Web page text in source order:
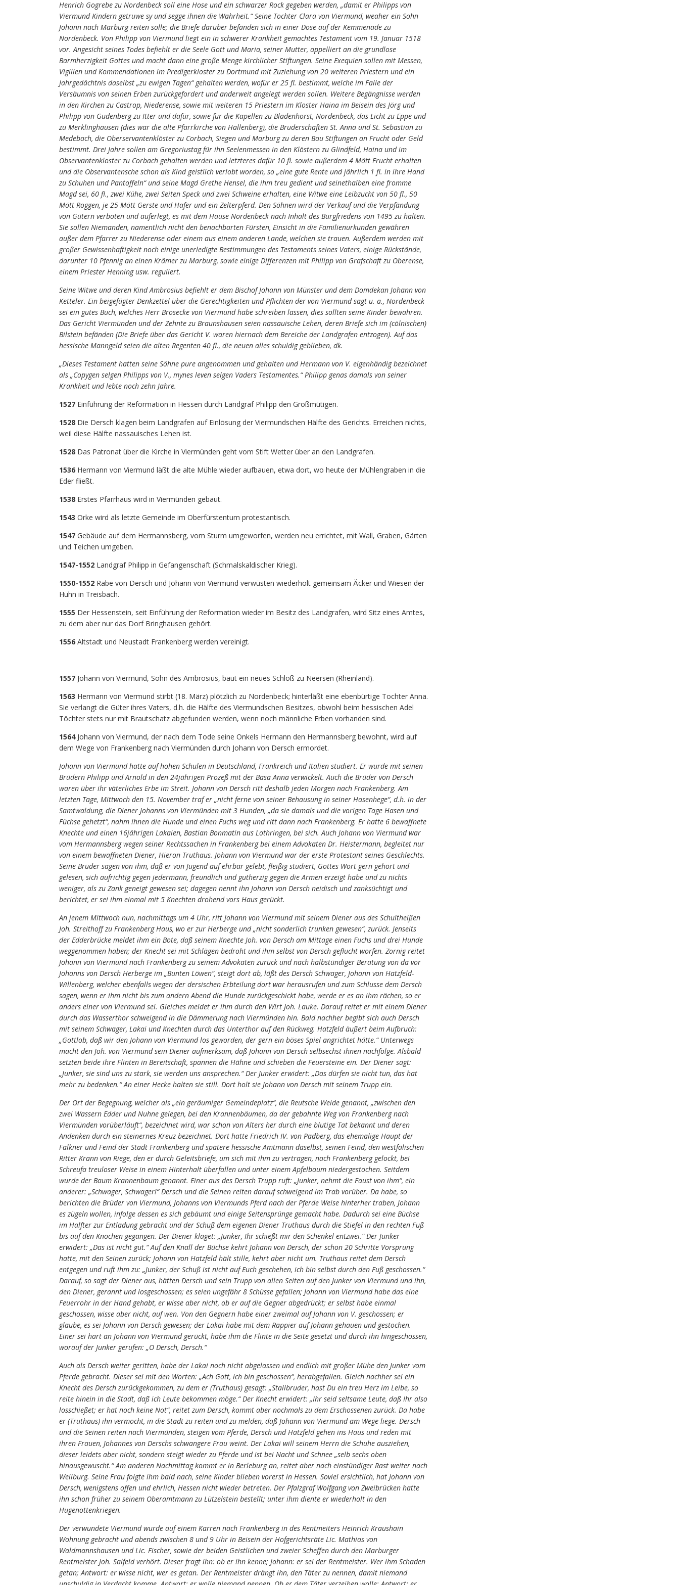
Henrich Gogrebe zu Nordenbeck soll eine Hose und ein schwarzer Rock gegeben werden, „damit er Philipps von
Viermund Kindern getruwe sy und segge ihnen die Wahrheit.“ Seine Tochter Clara von Viermund, weaher ein Sohn
Johann nach Marburg reiten solle; die Briefe darüber befänden sich in einer Dose auf der Kemmenade zu
Nordenbeck. Von Philipp von Viermund liegt ein in schwerer Krankheit gemachtes Testament vom 19. Januar 1518
vor. Angesicht seines Todes befiehlt er die Seele Gott und Maria, seiner Mutter, appelliert an die grundlose
Barmherzigkeit Gottes und macht dann eine große Menge kirchlicher Stiftungen. Seine Exequien sollen mit Messen,
Vigilien und Kommendationen im Predigerkloster zu Dortmund mit Zuziehung von 20 weiteren Priestern und ein
Jahrgedächtnis daselbst „zu ewigen Tagen“ gehalten werden, wofür er 25 fl. bestimmt, welche im Falle der
Versäumnis von seinen Erben zurückgefordert und anderweit angelegt werden sollen. Weitere Begängnisse werden
in den Kirchen zu Castrop, Niederense, sowie mit weiteren 15 Priestern im Kloster Haina im Beisein des Jörg und
Philipp von Gudenberg zu Itter und dafür, sowie für die Kapellen zu Bladenhorst, Nordenbeck, das Licht zu Eppe und
zu Merklinghausen (dies war die alte Pfarrkirche von Hallenberg), die Bruderschaften St. Anna und St. Sebastian zu
Medebach, die Oberservantenklöster zu Corbach, Siegen und Marburg zu deren Bau Stiftungen an Frucht oder Geld
bestimmt. Drei Jahre sollen am Gregoriustag für ihn Seelenmessen in den Klöstern zu Glindfeld, Haina und im
Observantenkloster zu Corbach gehalten werden und letzteres dafür 10 fl. sowie außerdem 4 Mött Frucht erhalten
und die Observantensche schon als Kind geistlich verlobt worden, so „eine gute Rente und jährlich 1 fl. in ihre Hand
zu Schuhen und Pantoffeln“ und seine Magd Grethe Hensel, die ihm treu gedient und seinethalben eine fromme
Magd sei, 60 fl., zwei Kühe, zwei Seiten Speck und zwei Schweine erhalten, eine Witwe eine Leibzucht von 50 fl., 50
Mött Roggen, je 25 Mött Gerste und Hafer und ein Zelterpferd. Den Söhnen wird der Verkauf und die Verpfändung
von Gütern verboten und auferlegt, es mit dem Hause Nordenbeck nach Inhalt des Burgfriedens von 1495 zu halten.
Sie sollen Niemanden, namentlich nicht den benachbarten Fürsten, Einsicht in die Familienurkunden gewähren
außer dem Pfarrer zu Niederense oder einem aus einem anderen Lande, welchen sie trauen. Außerdem werden mit
großer Gewissenhaftigkeit noch einige unerledigte Bestimmungen des Testaments seines Vaters, einige Rückstände,
darunter 10 Pfennig an einen Krämer zu Marburg, sowie einige Differenzen mit Philipp von Grafschaft zu Oberense,
einem Priester Henning usw. reguliert.
Seine Witwe und deren Kind Ambrosius befiehlt er dem Bischof Johann von Münster und dem Domdekan Johann von
Ketteler. Ein beigefügter Denkzettel über die Gerechtigkeiten und Pflichten der von Viermund sagt u. a., Nordenbeck
sei ein gutes Buch, welches Herr Brosecke von Viermund habe schreiben lassen, dies sollten seine Kinder bewahren.
Das Gericht Viermünden und der Zehnte zu Braunshausen seien nassauische Lehen, deren Briefe sich im (cölnischen)
Bilstein befänden (Die Briefe über das Gericht V. waren hiernach dem Bereiche der Landgrafen entzogen). Auf das
hessische Manngeld seien die alten Regenten 40 fl., die neuen alles schuldig geblieben, dk.
„Dieses Testament hatten seine Söhne pure angenommen und gehalten und Hermann von V. eigenhändig bezeichnet
als „Copygen selgen Philipps von V., mynes leven selgen Vaders Testamentes.“ Philipp genas damals von seiner
Krankheit und lebte noch zehn Jahre.
1527 Einführung der Reformation in Hessen durch Landgraf Philipp den Großmütigen.
1528 Die Dersch klagen beim Landgrafen auf Einlösung der Viermundschen Hälfte des Gerichts. Erreichen nichts,
weil diese Hälfte nassauisches Lehen ist.
1528 Das Patronat über die Kirche in Viermünden geht vom Stift Wetter über an den Landgrafen.
1536 Hermann von Viermund läßt die alte Mühle wieder aufbauen, etwa dort, wo heute der Mühlengraben in die
Eder fließt.
1538 Erstes Pfarrhaus wird in Viermünden gebaut.
1543 Orke wird als letzte Gemeinde im Oberfürstentum protestantisch.
1547 Gebäude auf dem Hermannsberg, vom Sturm umgeworfen, werden neu errichtet, mit Wall, Graben, Gärten
und Teichen umgeben.
1547-1552 Landgraf Philipp in Gefangenschaft (Schmalskaldischer Krieg).
1550-1552 Rabe von Dersch und Johann von Viermund verwüsten wiederholt gemeinsam Äcker und Wiesen der
Huhn in Treisbach.
1555 Der Hessenstein, seit Einführung der Reformation wieder im Besitz des Landgrafen, wird Sitz eines Amtes,
zu dem aber nur das Dorf Bringhausen gehört.
1556 Altstadt und Neustadt Frankenberg werden vereinigt.
1557 Johann von Viermund, Sohn des Ambrosius, baut ein neues Schloß zu Neersen (Rheinland).
1563 Hermann von Viermund stirbt (18. März) plötzlich zu Nordenbeck; hinterläßt eine ebenbürtige Tochter Anna.
Sie verlangt die Güter ihres Vaters, d.h. die Hälfte des Viermundschen Besitzes, obwohl beim hessischen Adel
Töchter stets nur mit Brautschatz abgefunden werden, wenn noch männliche Erben vorhanden sind.
1564 Johann von Viermund, der nach dem Tode seine Onkels Hermann den Hermannsberg bewohnt, wird auf
dem Wege von Frankenberg nach Viermünden durch Johann von Dersch ermordet.
Johann von Viermund hatte auf hohen Schulen in Deutschland, Frankreich und Italien studiert. Er wurde mit seinen
Brüdern Philipp und Arnold in den 24jährigen Prozeß mit der Basa Anna verwickelt. Auch die Brüder von Dersch
waren über ihr väterliches Erbe im Streit. Johann von Dersch ritt deshalb jeden Morgen nach Frankenberg. Am
letzten Tage, Mittwoch den 15. November traf er „nicht ferne von seiner Behausung in seiner Hasenhege“, d.h. in der
Samtwaldung, die Diener Johanns von Viermünden mit 3 Hunden, „da sie damals und die vorigen Tage Hasen und
Füchse gehetzt“, nahm ihnen die Hunde und einen Fuchs weg und ritt dann nach Frankenberg. Er hatte 6 bewaffnete
Knechte und einen 16jährigen Lakaien, Bastian Bonmatin aus Lothringen, bei sich. Auch Johann von Viermund war
vom Hermannsberg wegen seiner Rechtssachen in Frankenberg bei einem Advokaten Dr. Heistermann, begleitet nur
von einem bewaffneten Diener, Hieron Truthaus. Johann von Viermund war der erste Protestant seines Geschlechts.
Seine Brüder sagen von ihm, daß er von Jugend auf ehrbar gelebt, fleißig studiert, Gottes Wort gern gehört und
gelesen, sich aufrichtig gegen jedermann, freundlich und gutherzig gegen die Armen erzeigt habe und zu nichts
weniger, als zu Zank geneigt gewesen sei; dagegen nennt ihn Johann von Dersch neidisch und zanksüchtigt und
berichtet, er sei ihm einmal mit 5 Knechten drohend vors Haus gerückt.
An jenem Mittwoch nun, nachmittags um 4 Uhr, ritt Johann von Viermund mit seinem Diener aus des Schultheißen
Joh. Streithoff zu Frankenberg Haus, wo er zur Herberge und „nicht sonderlich trunken gewesen“, zurück. Jenseits
der Edderbrücke meldet ihm ein Bote, daß seinem Knechte Joh. von Dersch am Mittage einen Fuchs und drei Hunde
weggenommen haben; der Knecht sei mit Schlägen bedroht und ihm selbst von Dersch geflucht worfen. Zornig reitet
Johann von Viermund nach Frankenberg zu seinem Advokaten zurück und nach halbstündiger Beratung von da vor
Johanns von Dersch Herberge im „Bunten Löwen“, steigt dort ab, läßt des Dersch Schwager, Johann von Hatzfeld-
Willenberg, welcher ebenfalls wegen der dersischen Erbteilung dort war herausrufen und zum Schlusse dem Dersch
sagen, wenn er ihm nicht bis zum andern Abend die Hunde zurückgeschickt habe, werde er es an ihm rächen, so er
anders einer von Viermund sei. Gleiches meldet er ihm durch den Wirt Joh. Lauke. Darauf reitet er mit einem Diener
durch das Wasserthor schweigend in die Dämmerung nach Viermünden hin. Bald nachher begibt sich auch Dersch
mit seinem Schwager, Lakai und Knechten durch das Unterthor auf den Rückweg. Hatzfeld äußert beim Aufbruch:
„Gottlob, daß wir den Johann von Viermund los geworden, der gern ein böses Spiel angrichtet hätte.“ Unterwegs
macht den Joh. von Viermund sein Diener aufmerksam, daß Johann von Dersch selbsechst ihnen nachfolge. Alsbald
setzten beide ihre Flinten in Bereitschaft, spannen die Hähne und schieben die Feuersteine ein. Der Diener sagt:
„Junker, sie sind uns zu stark, sie werden uns ansprechen.“ Der Junker erwidert: „Das dürfen sie nicht tun, das hat
mehr zu bedenken.“ An einer Hecke halten sie still. Dort holt sie Johann von Dersch mit seinem Trupp ein.
Der Ort der Begegnung, welcher als „ein geräumiger Gemeindeplatz“, die Reutsche Weide genannt, „zwischen den
zwei Wassern Edder und Nuhne gelegen, bei den Krannenbäumen, da der gebahnte Weg von Frankenberg nach
Viermünden vorüberläuft“, bezeichnet wird, war schon von Alters her durch eine blutige Tat bekannt und deren
Andenken durch ein steinernes Kreuz bezeichnet. Dort hatte Friedrich IV. von Padberg, das ehemalige Haupt der
Falkner und Feind der Stadt Frankenberg und spätere hessische Amtmann daselbst, seinen Feind, den westfälischen
Ritter Krann von Riege, den er durch Geleitsbriefe, um sich mit ihm zu vertragen, nach Frankenberg gelockt, bei
Schreufa treuloser Weise in einem Hinterhalt überfallen und unter einem Apfelbaum niedergestochen. Seitdem
wurde der Baum Krannenbaum genannt. Einer aus des Dersch Trupp ruft: „Junker, nehmt die Faust von ihm“, ein
anderer: „Schwager, Schwager!“ Dersch und die Seinen reiten darauf schweigend im Trab vorüber. Da habe, so
berichten die Brüder von Viermund, Johanns von Viermunds Pferd nach der Pferde Weise hinterher traben, Johann
es zügeln wollen, infolge dessen es sich gebäumt und einige Seitensprünge gemacht habe. Dadurch sei eine Büchse
im Halfter zur Entladung gebracht und der Schuß dem eigenen Diener Truthaus durch die Stiefel in den rechten Fuß
bis auf den Knochen gegangen. Der Diener klaget: „Junker, Ihr schießt mir den Schenkel entzwei.“ Der Junker
erwidert: „Das ist nicht gut.“ Auf den Knall der Büchse kehrt Johann von Dersch, der schon 20 Schritte Vorsprung
hatte, mit den Seinen zurück; Johann von Hatzfeld hält stille, kehrt aber nicht um. Truthaus reitet dem Dersch
entgegen und ruft ihm zu: „Junker, der Schuß ist nicht auf Euch geschehen, ich bin selbst durch den Fuß geschossen.“
Darauf, so sagt der Diener aus, hätten Dersch und sein Trupp von allen Seiten auf den Junker von Viermund und ihn,
den Diener, gerannt und losgeschossen; es seien ungefähr 8 Schüsse gefallen; Johann von Viermund habe das eine
Feuerrohr in der Hand gehabt, er wisse aber nicht, ob er auf die Gegner abgedrückt; er selbst habe einmal
geschossen, wisse aber nicht, auf wen. Von den Gegnern habe einer zweimal auf Johann von V. geschossen; er
glaube, es sei Johann von Dersch gewesen; der Lakai habe mit dem Rappier auf Johann gehauen und gestochen.
Einer sei hart an Johann von Viermund gerückt, habe ihm die Flinte in die Seite gesetzt und durch ihn hingeschossen,
worauf der Junker gerufen: „O Dersch, Dersch.“
Auch als Dersch weiter geritten, habe der Lakai noch nicht abgelassen und endlich mit großer Mühe den Junker vom
Pferde gebracht. Dieser sei mit den Worten: „Ach Gott, ich bin geschossen“, herabgefallen. Gleich nachher sei ein
Knecht des Dersch zurückgekommen, zu dem er (Truthaus) gesagt: „Stallbruder, hast Du ein treu Herz im Leibe, so
reite hinein in die Stadt, daß ich Leute bekommen möge.“ Der Knecht erwidert: „Ihr seid seltsame Leute, daß Ihr also
losschießet; er hat noch keine Not“, reitet zum Dersch, kommt aber nochmals zu dem Erschossenen zurück. Da habe
er (Truthaus) ihn vermocht, in die Stadt zu reiten und zu melden, daß Johann von Viermund am Wege liege. Dersch
und die Seinen reiten nach Viermünden, steigen vom Pferde, Dersch und Hatzfeld gehen ins Haus und reden mit
ihren Frauen, Johannes von Derschs schwangere Frau weint. Der Lakai will seinem Herrn die Schuhe ausziehen,
dieser leidets aber nicht, sondern steigt wieder zu Pferde und ist bei Nacht und Schnee „selb sechs oben
hinausgewuscht.“ Am anderen Nachmittag kommt er in Berleburg an, reitet aber nach einstündiger Rast weiter nach
Weilburg. Seine Frau folgte ihm bald nach, seine Kinder blieben vorerst in Hessen. Soviel ersichtlich, hat Johann von
Dersch, wenigstens offen und ehrlich, Hessen nicht wieder betreten. Der Pfalzgraf Wolfgang von Zweibrücken hatte
ihn schon früher zu seinem Oberamtmann zu Lützelstein bestellt; unter ihm diente er wiederholt in den
Hugenottenkriegen.
Der verwundete Viermund wurde auf einem Karren nach Frankenberg in des Rentmeiters Heinrich Kraushain
Wohnung gebracht und abends zwischen 8 und 9 Uhr in Beisein der Hofgerichtsräte Lic. Mathias von
Waldmannshausen und Lic. Fischer, sowie der beiden Geistlichen und zweier Scheffen durch den Marburger
Rentmeister Joh. Salfeld verhört. Dieser fragt ihn: ob er ihn kenne; Johann: er sei der Rentmeister. Wer ihm Schaden
getan; Antwort: er wisse nicht, wer es getan. Der Rentmeister drängt ihn, den Täter zu nennen, damit niemand